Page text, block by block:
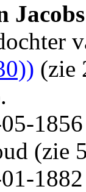
Jacobs
(zie
(zie